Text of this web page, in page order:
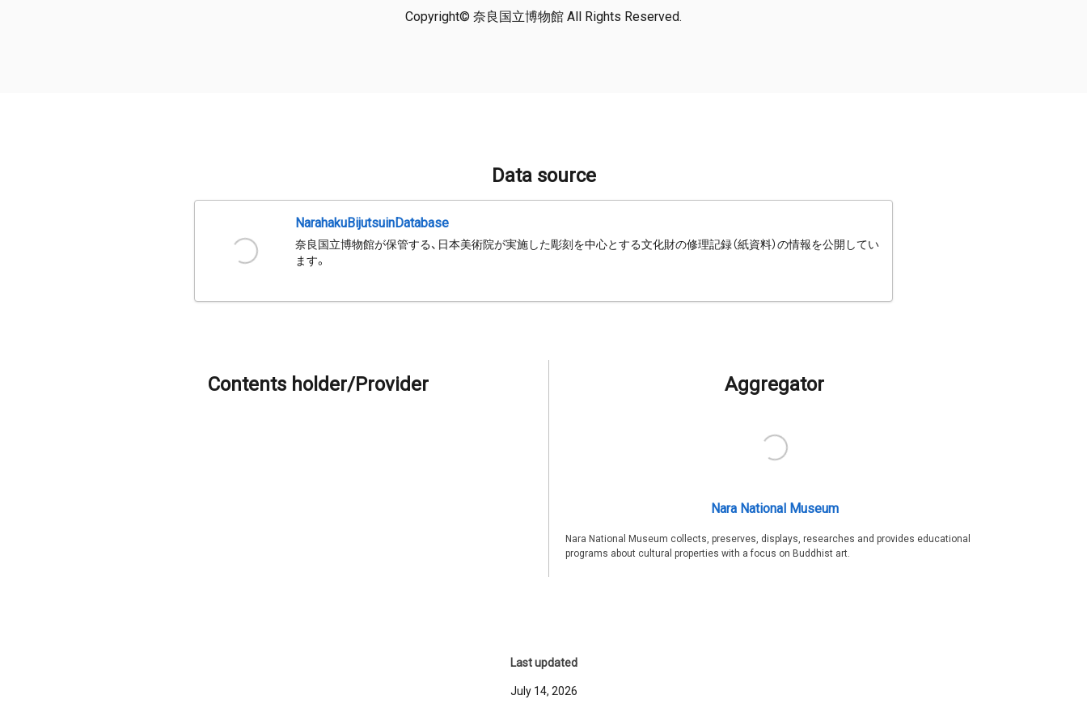
Copyright© 奈良国立博物館 All Rights Reserved.
Data source
NarahakuBijutsuinDatabase
奈良国立博物館が保管する、日本美術院が実施した彫刻を中心とする文化財の修理記録（紙資料）の情報を公開してい
ます。
Contents holder/Provider Aggregator
Nara National Museum
Nara National Museum collects, preserves, displays, researches and provides educational
programs about cultural properties with a focus on Buddhist art.
Last updated
July 14, 2026